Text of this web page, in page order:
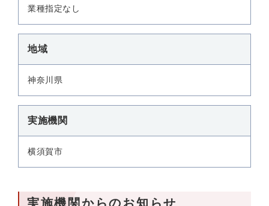
業種指定なし
地域
神奈川県
実施機関
横須賀市
実施機関からのお知らせ